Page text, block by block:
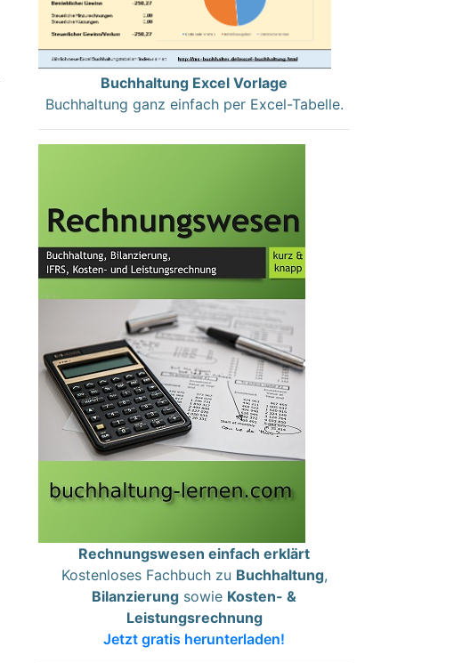
Buchhaltung Excel Vorlage
Buchhaltung ganz einfach per Excel-Tabelle.
Rechnungswesen einfach erklärt
Kostenloses Fachbuch zu Buchhaltung,
Bilanzierung sowie Kosten- &
Leistungsrechnung
Jetzt gratis herunterladen!